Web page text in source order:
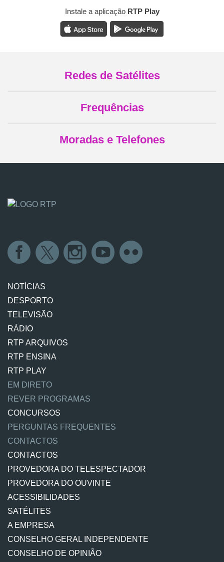
Instale a aplicação RTP Play
Redes de Satélites
Frequências
Moradas e Telefones
NOTÍCIAS
DESPORTO
TELEVISÃO
RÁDIO
RTP ARQUIVOS
RTP ENSINA
RTP PLAY
EM DIRETO
REVER PROGRAMAS
CONCURSOS
PERGUNTAS FREQUENTES
CONTACTOS
CONTACTOS
PROVEDORA DO TELESPECTADOR
PROVEDORA DO OUVINTE
ACESSIBILIDADES
SATÉLITES
A EMPRESA
CONSELHO GERAL INDEPENDENTE
CONSELHO DE OPINIÃO